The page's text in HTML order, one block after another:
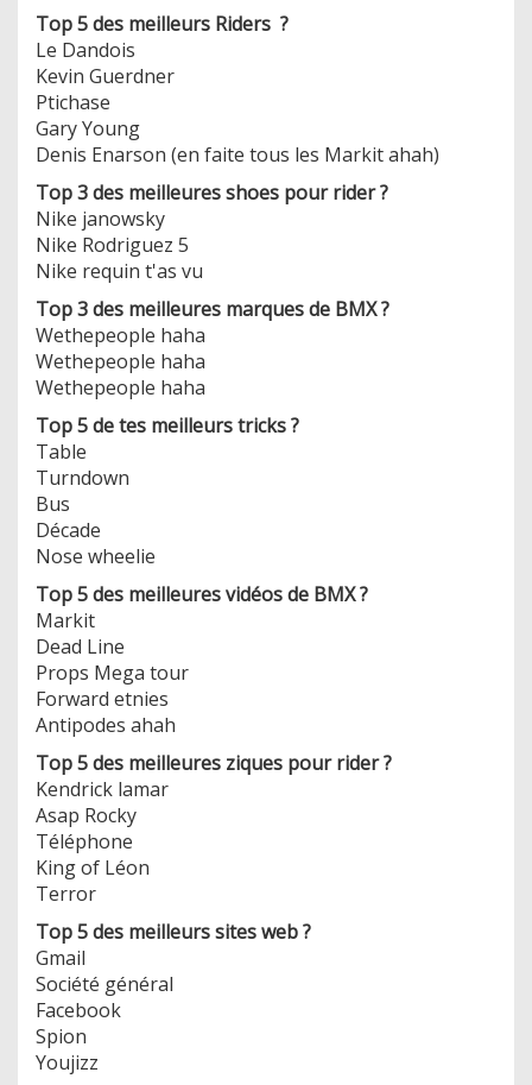
Top 5 des meilleurs Riders ?
Le Dandois
Kevin Guerdner
Ptichase
Gary Young
Denis Enarson (en faite tous les Markit ahah)
Top 3 des meilleures shoes pour rider ?
Nike janowsky
Nike Rodriguez 5
Nike requin t'as vu
Top 3 des meilleures marques de BMX ?
Wethepeople haha
Wethepeople haha
Wethepeople haha
Top 5 de tes meilleurs tricks ?
Table
Turndown
Bus
Décade
Nose wheelie
Top 5 des meilleures vidéos de BMX ?
Markit
Dead Line
Props Mega tour
Forward etnies
Antipodes ahah
Top 5 des meilleures ziques pour rider ?
Kendrick lamar
Asap Rocky
Téléphone
King of Léon
Terror
Top 5 des meilleurs sites web ?
Gmail
Société général
Facebook
Spion
Youjizz